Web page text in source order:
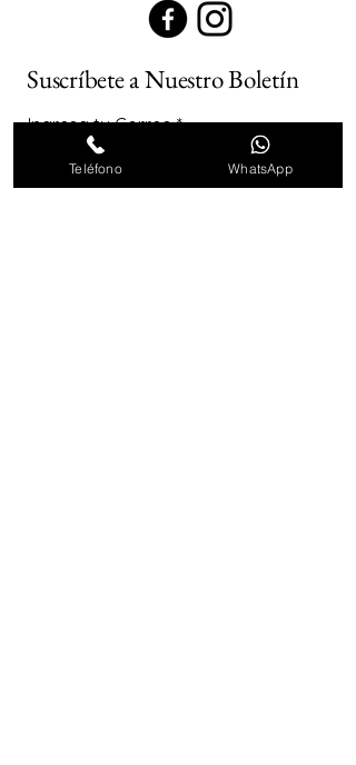
Suscríbete a Nuestro Boletín
Ingresa tu Correo
Teléfono WhatsApp